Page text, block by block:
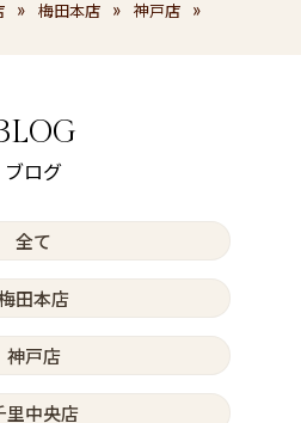
梅田本店
神戸店
ブログ
全て
田本店
神戸店
里中央店